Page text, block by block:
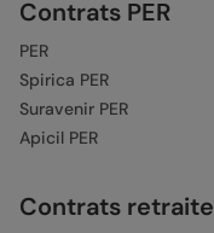
Contrats PER
PER
Spirica PER
Suravenir PER
Apicil PER
Contrats retraite